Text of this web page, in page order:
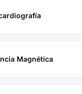
Magnética